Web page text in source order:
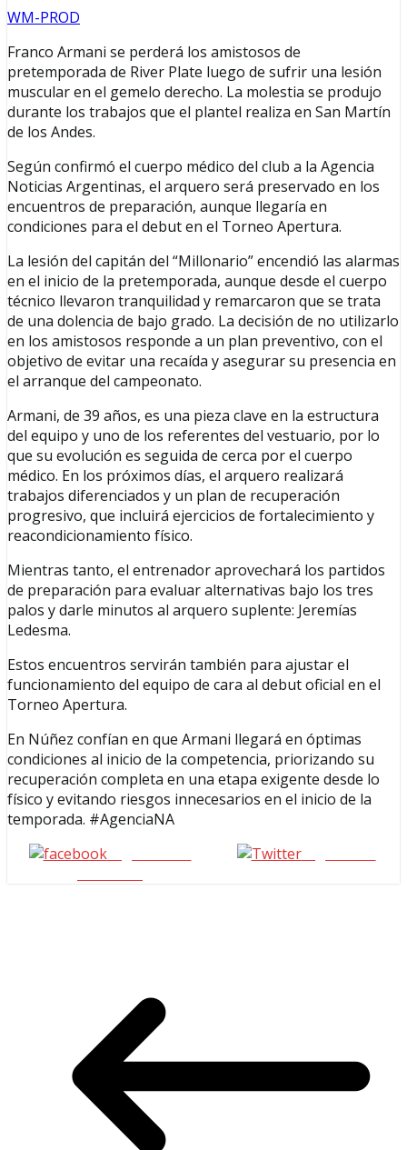
WM-PROD
Franco Armani se perderá los amistosos de
pretemporada de River Plate luego de sufrir una lesión
muscular en el gemelo derecho. La molestia se produjo
durante los trabajos que el plantel realiza en San Martín
de los Andes.
Según confirmó el cuerpo médico del club a la Agencia
Noticias Argentinas, el arquero será preservado en los
encuentros de preparación, aunque llegaría en
condiciones para el debut en el Torneo Apertura.
La lesión del capitán del “Millonario” encendió las alarmas
en el inicio de la pretemporada, aunque desde el cuerpo
técnico llevaron tranquilidad y remarcaron que se trata
de una dolencia de bajo grado. La decisión de no utilizarlo
en los amistosos responde a un plan preventivo, con el
objetivo de evitar una recaída y asegurar su presencia en
el arranque del campeonato.
Armani, de 39 años, es una pieza clave en la estructura
del equipo y uno de los referentes del vestuario, por lo
que su evolución es seguida de cerca por el cuerpo
médico. En los próximos días, el arquero realizará
trabajos diferenciados y un plan de recuperación
progresivo, que incluirá ejercicios de fortalecimiento y
reacondicionamiento físico.
Mientras tanto, el entrenador aprovechará los partidos
de preparación para evaluar alternativas bajo los tres
palos y darle minutos al arquero suplente: Jeremías
Ledesma.
Estos encuentros servirán también para ajustar el
funcionamiento del equipo de cara al debut oficial en el
Torneo Apertura.
En Núñez confían en que Armani llegará en óptimas
condiciones al inicio de la competencia, priorizando su
recuperación completa en una etapa exigente desde lo
físico y evitando riesgos innecesarios en el inicio de la
temporada. #AgenciaNA
Seguinos en
seguinos X